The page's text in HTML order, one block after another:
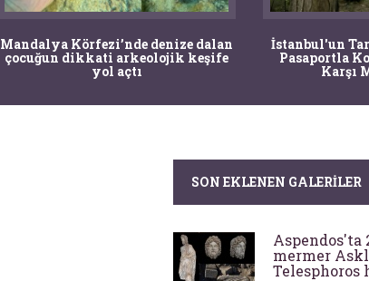
Mandalya Körfezi’nde denize dalan
çocuğun dikkati arkeolojik keşife
yol açtı
İstanbul'un
Pasaportla
Karşı
SON EKLENEN GALERILER
Aspendos'ta
mermer
Telesphoros